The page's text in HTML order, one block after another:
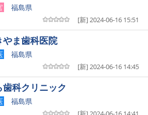
福島県
[新] 2024-06-16 15:51
やま歯科医院
福島県
[新] 2024-06-16 14:45
歯科クリニック
福島県